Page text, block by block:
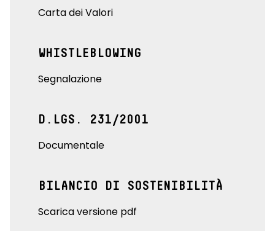
Carta dei Valori
WHISTLEBLOWING
Segnalazione
D.LGS. 231/2001
Documentale
BILANCIO DI SOSTENIBILITÀ
Scarica versione pdf